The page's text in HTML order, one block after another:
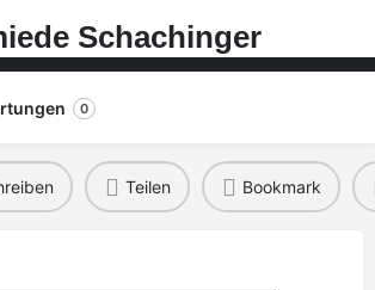
Schachinger
0
Teilen Bookmark